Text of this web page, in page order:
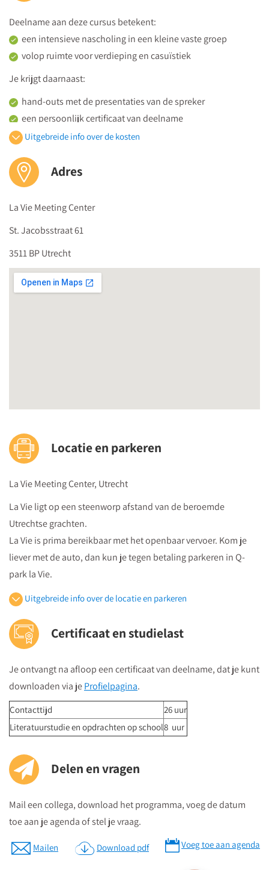
Dag 4
Jouw impact als professional
Hoe bliijf jij als docent zelf veerkrachtig en in balans?
Hoe verhouden jouw persoonlijke waarden en motivatie
zich tot je lespraktijk?
Wat zegt jouw professionele identiteit over wat jij
Hoe vertaal je met behulp van het Waarderend
Verandermodel de inzichten uit motivatie, positieve
psychologie en groeimindset naar duurzaam
Deelname aan deze cursus betekent:
een intensieve nascholing in een kleine vaste groep
volop ruimte voor verdieping en casuïstiek
Je krijgt daarnaast:
hand-outs met de presentaties van de spreker
een persoonlijk certificaat van deelname
de hele dag koffie, thee en versnaperingen plús een
De prijs bedraagt 1800 euro (vrijgesteld van btw) per persoon.
Medilex Onderwijs is geregistreerd door het
aan deKwaliteitscode voor Opleidingsinstellingen voor Kort
Beroepsonderwijs
Uitgebreide info over de kosten
Adres
La Vie Meeting Center
St. Jacobsstraat 61
3511 BP Utrecht
Locatie en parkeren
La Vie Meeting Center, Utrecht
La Vie ligt op een steenworp afstand van de beroemde
Utrechtse grachten.
La Vie is prima bereikbaar met het openbaar vervoer. Kom je
liever met de auto, dan kun je tegen betaling parkeren in Q-
park la Vie.
Je volgt vanuit Utrecht Centraal Station de bewegwijzeringborden
vervolgens vanuit winkelcentrum "Hoog Catharijne" volgt u de
borden "Vredenburg".
Regardz La Vie Utrecht bevindt zich tegenover het Vredenburg
(plein) en naast de Bijenkorf op de hoek
St.Jacobsstraat/Lange Viestraat.
Je kunt het meeting center bereiken via
kantorencomplex "La Vie" aan de St. Jacobsstraat
borden op de 4e etage zie je in welke zaal je moet zijn en daar
kun je dan direct naartoe.
Parkeren
Uitgebreide info over de locatie en parkeren
Certificaat en studielast
Je ontvangt na afloop een certificaat van deelname, dat je kunt
downloaden via jeProfielpagina.
Contacttijd
26 uur
Literatuurstudie en opdrachten op school8 uur
Delen en vragen
Mail een collega, download het programma, voeg de datum
toe aan je agenda of stel je vraag.
Mailen Download pdf Voeg toe aan agenda